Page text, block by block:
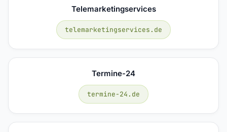
Telemarketingservices
telemarketingservices.de
Termine-24
termine-24.de